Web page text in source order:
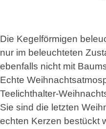
Die Kegelförmigen
nur im beleuchteten
ebenfalls nicht mit
Echte
Teelichthalter-
Sie sind die letzten
echten Kerzen bestückt